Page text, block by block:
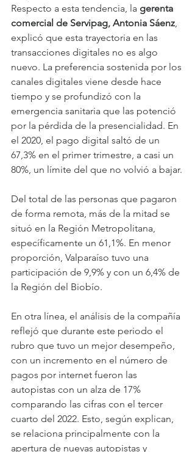
Respecto a esta tendencia, la gerenta
comercial de Servipag, Antonia Sáenz
explicó que esta trayectoria en las
transacciones digitales no es algo
nuevo. La preferencia sostenida por los
canales digitales viene desde hace
tiempo y se profundizó con la
emergencia sanitaria que las potenció
por la pérdida de la presencialidad. En
el 2020, el pago digital saltó de un
67,3% en el primer trimestre, a casi un
80%, un límite del que no volvió a bajar.
Del total de las personas que pagaron
de forma remota, más de la mitad se
situó en la Región Metropolitana,
específicamente un 61,1%. En menor
proporción, Valparaíso tuvo una
participación de 9,9% y con un 6,4% de
la Región del Biobío.
En otra línea, el análisis de la compañía
reflejó que durante este periodo el
rubro que tuvo un mejor desempeño,
con un incremento en el número de
pagos por internet fueron las
autopistas con un alza de 17%
comparando las cifras con el tercer
cuarto del 2022. Esto, según explican,
se relaciona principalmente con la
apertura de nuevas autopistas y